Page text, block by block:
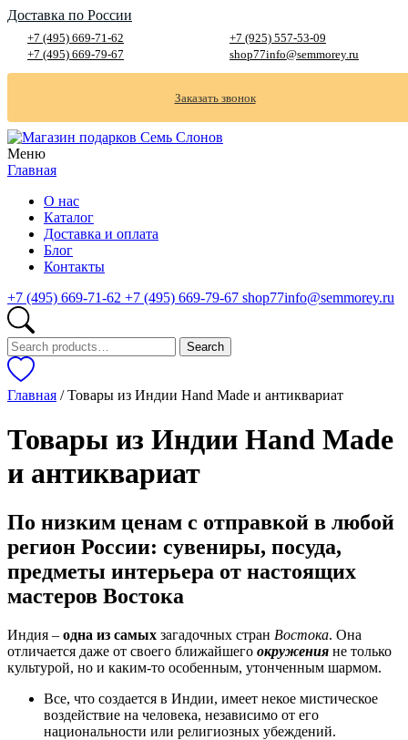
Доставка по России
+7 (495) 669-71-62
+7 (495) 669-79-67
+7 (925) 557-53-09
shop77info@semmorey.ru
Заказать звонок
Меню
Главная
О нас
Каталог
Доставка и оплата
Блог
Контакты
+7 (495) 669-71-62 +7 (495) 669-79-67 shop77info@semmorey.ru
Search
for:
Search
Главная / Товары из Индии Hand Made и антиквариат
Товары из Индии Hand Made
и антиквариат
По низким ценам с отправкой в любой
регион России: сувениры, посуда,
предметы интерьера от настоящих
мастеров Востока
Индия – одна из самых загадочных стран Востока. Она
отличается даже от своего ближайшего окружения не только
культурой, но и каким-то особенным, утонченным шармом.
Все, что создается в Индии, имеет некое мистическое
воздействие на человека, независимо от его
национальности или религиозных убеждений.